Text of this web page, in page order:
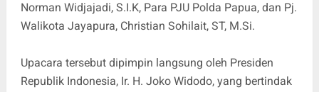
Norman Widjajadi, S.I.K, Para PJU Polda Papua, dan Pj.
Walikota Jayapura, Christian Sohilait, ST, M.Si.
Upacara tersebut dipimpin langsung oleh Presiden
Republik Indonesia, Ir. H. Joko Widodo, yang bertindak